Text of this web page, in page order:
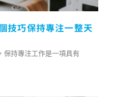
技巧保持專注一整天
保持專注工作是一項具有